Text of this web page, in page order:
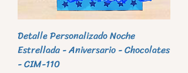
Detalle Personalizado Noche
Estrellada - Aniversario - Chocolates
- CIM-110